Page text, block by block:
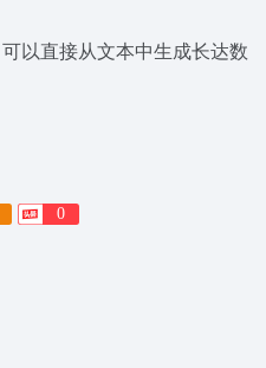
以直接从文本中生成长达数
0